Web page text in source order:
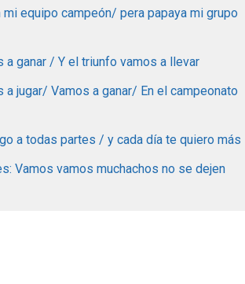
equipo campeón/ pera papaya mi grupo
ganar / Y el triunfo vamos a llevar
jugar/ Vamos a ganar/ En el campeonato
a todas partes / y cada día te quiero más
Vamos vamos muchachos no se dejen